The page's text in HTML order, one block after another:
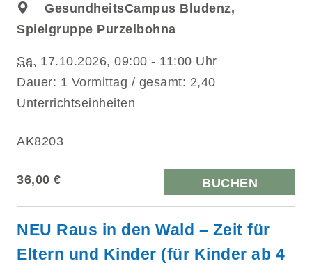
GesundheitsCampus Bludenz,
Spielgruppe Purzelbohna
Sa. 17.10.2026, 09:00 - 11:00 Uhr
Dauer: 1 Vormittag / gesamt: 2,40
Unterrichtseinheiten
AK8203
36,00 € BUCHEN
NEU Raus in den Wald – Zeit für
Eltern und Kinder (für Kinder ab 4